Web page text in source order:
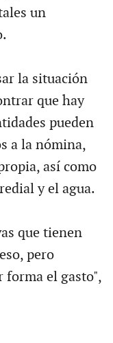
un
la situación
que hay
pueden
a la nómina,
así como
y el agua.
que tienen
pero
forma el gasto",